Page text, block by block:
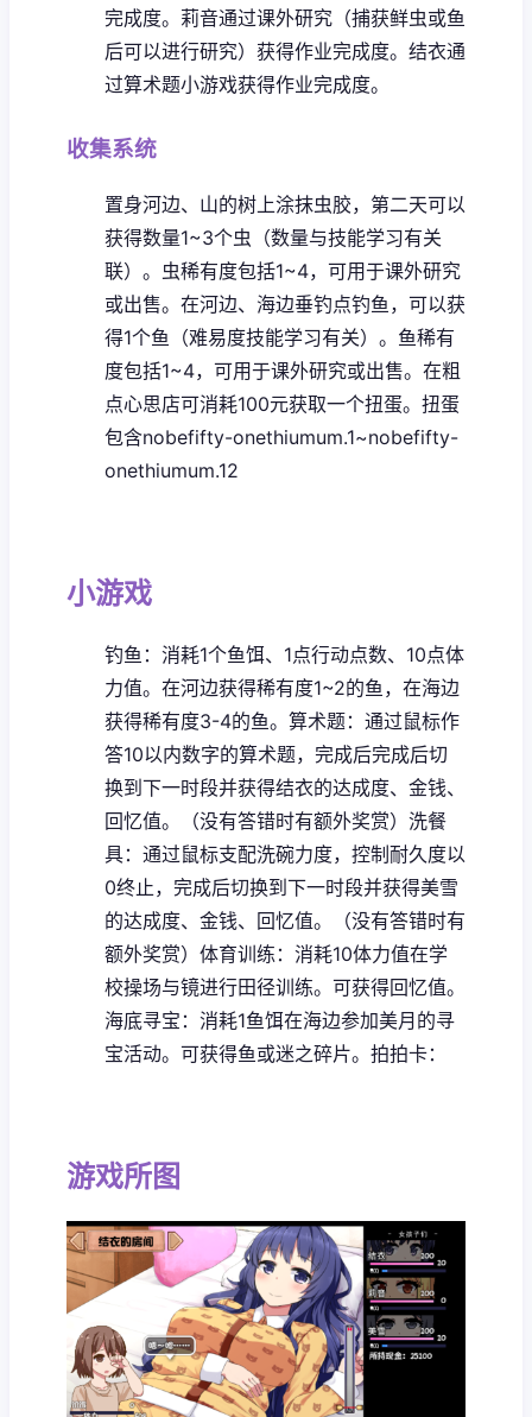
完成度。 莉音通过课外研究（捕获鲜虫或鱼
后可以进行研究）获得作业完成度。 结衣通
过算术题小游戏获得作业完成度。
收集系统
置身河边、山的树上涂抹虫胶，第二天可以
获得数量1~3个虫（数量与技能学习有关
联）。虫稀有度包括1~4，可用于课外研究
或出售。 在河边、海边垂钓点钓鱼，可以获
得1个鱼（难易度技能学习有关）。鱼稀有
度包括1~4，可用于课外研究或出售。 在粗
点心思店可消耗100元获取一个扭蛋。扭蛋
包含nobefifty-onethiumum.1~nobefifty-
onethiumum.12
小游戏
钓鱼：消耗1个鱼饵、1点行动点数、10点体
力值。在河边获得稀有度1~2的鱼，在海边
获得稀有度3-4的鱼。 算术题：通过鼠标作
答10以内数字的算术题，完成后完成后切
换到下一时段并获得结衣的达成度、金钱、
回忆值。（没有答错时有额外奖赏） 洗餐
具：通过鼠标支配洗碗力度，控制耐久度以
0终止，完成后切换到下一时段并获得美雪
的达成度、金钱、回忆值。（没有答错时有
额外奖赏） 体育训练：消耗10体力值在学
校操场与镜进行田径训练。可获得回忆值。
海底寻宝：消耗1鱼饵在海边参加美月的寻
宝活动。可获得鱼或迷之碎片。 拍拍卡：
游戏所图